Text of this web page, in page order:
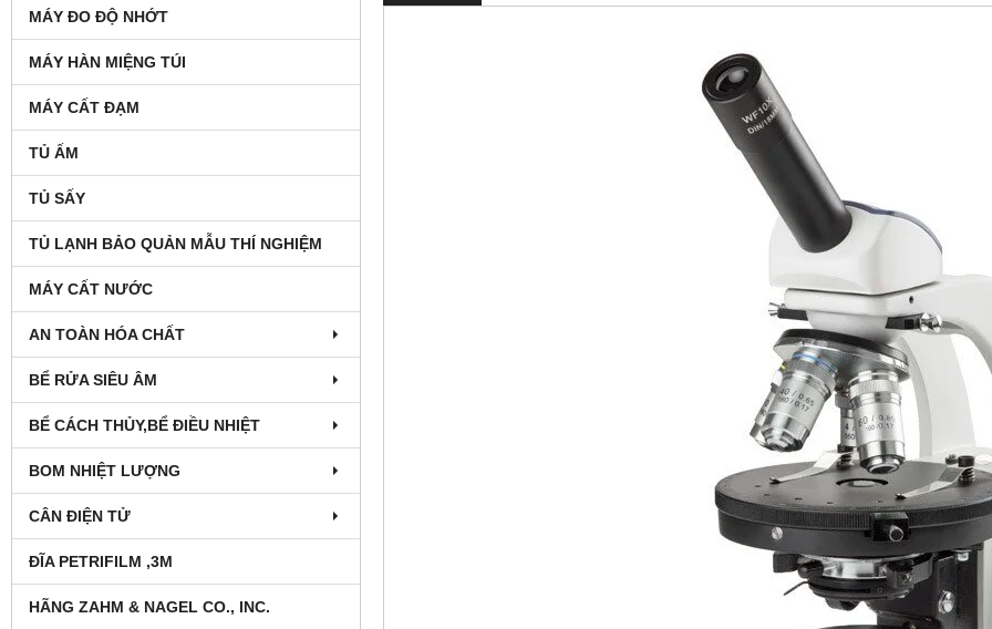
MÁY ĐO ĐỘ NHỚT
MÁY HÀN MIỆNG TÚI
MÁY CẤT ĐẠM
TỦ ẤM
TỦ SẤY
TỦ LẠNH BẢO QUẢN MẪU THÍ NGHIỆM
MÁY CẤT NƯỚC
AN TOÀN HÓA CHẤT
BỂ RỬA SIÊU ÂM
BỂ CÁCH THỦY,BỂ ĐIỀU NHIỆT
BOM NHIỆT LƯỢNG
CÂN ĐIỆN TỬ
ĐĨA PETRIFILM ,3M
HÃNG ZAHM & NAGEL CO., INC.